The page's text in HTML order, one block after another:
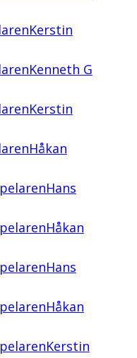
Kerstin
Kenneth G
Kerstin
Håkan
Hans
Håkan
Hans
Håkan
Kerstin